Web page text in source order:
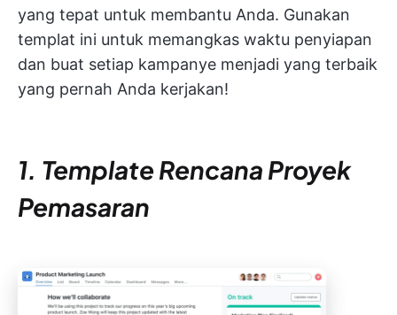
yang tepat untuk membantu Anda. Gunakan
templat ini untuk memangkas waktu penyiapan
dan buat setiap kampanye menjadi yang terbaik
yang pernah Anda kerjakan!
1. Template Rencana Proyek
Pemasaran